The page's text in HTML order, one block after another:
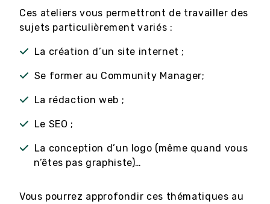
Ces ateliers vous permettront de travailler des
sujets particulièrement variés :
La création d’un site internet ;
Se former au Community Manager;
La rédaction web ;
Le SEO ;
La conception d’un logo (même quand vous
n’êtes pas graphiste)…
Vous pourrez approfondir ces thématiques au